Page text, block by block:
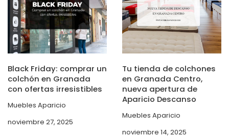
Black Friday: comprar un
colchón en Granada
con ofertas irresistibles
Muebles Aparicio
noviembre 27, 2025
Tu tienda de colchones
en Granada Centro,
nueva apertura de
Aparicio Descanso
Muebles Aparicio
noviembre 14, 2025